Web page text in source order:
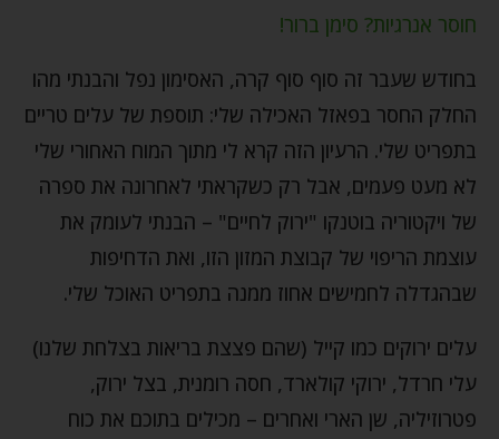
חוסר אנרגיות? סימן ברור!
בחודש שעבר זה סוף סוף קרה, האסימון נפל והבנתי מהו
החלק החסר בפאזל האכילה שלי: תוספת של עלים טריים
בתפריט שלי. הרעיון הזה קרא לי מתוך המוח האחורי שלי
לא מעט פעמים, אבל רק כשקראתי לאחרונה את ספרה
של ויקטוריה בוטנקו "ירוק לחיים" – הבנתי לעומק את
עוצמת הריפוי של קבוצת המזון הזו, ואת הדחיפות
שבהגדלה לחמישים אחוז ממנה בתפריט האוכל שלי.
עלים ירוקים כמו קייל (שהם פצצת בריאות בצלחת שלנו)
עלי חרדל, ירוקי קולארד, חסה רומנית, בצל ירוק,
פטרוזיליה, שן הארי ואחרים – מכילים בתוכם את כוח